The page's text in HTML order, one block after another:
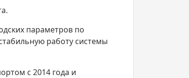
параметров по
работу системы
с 2014 года и